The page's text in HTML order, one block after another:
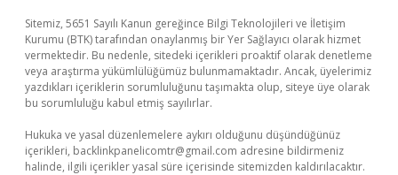
Sitemiz, 5651 Sayılı Kanun gereğince Bilgi Teknolojileri ve İletişim
Kurumu (BTK) tarafından onaylanmış bir Yer Sağlayıcı olarak hizmet
vermektedir. Bu nedenle, sitedeki içerikleri proaktif olarak denetleme
veya araştırma yükümlülüğümüz bulunmamaktadır. Ancak, üyelerimiz
yazdıkları içeriklerin sorumluluğunu taşımakta olup, siteye üye olarak
bu sorumluluğu kabul etmiş sayılırlar.
Hukuka ve yasal düzenlemelere aykırı olduğunu düşündüğünüz
içerikleri, backlinkpanelicomtr@gmail.com adresine bildirmeniz
halinde, ilgili içerikler yasal süre içerisinde sitemizden kaldırılacaktır.